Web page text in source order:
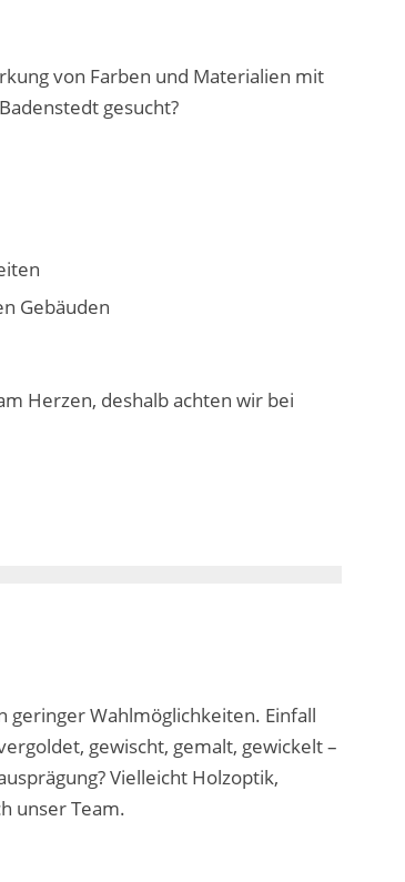
von Farben und Materialien mit
gesucht?
Gebäuden
Herzen, deshalb achten wir bei
geringer Wahlmöglichkeiten. Einfall
gewischt, gemalt, gewickelt –
Vielleicht Holzoptik,
unser Team.